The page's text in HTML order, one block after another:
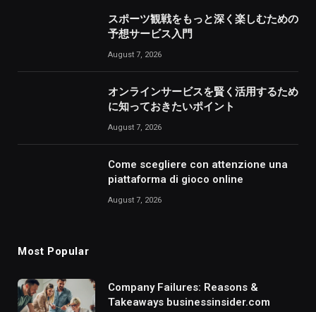
スポーツ観戦をもっと深く楽しむための
予想サービス入門
August 7, 2026
オンラインサービスを賢く活用するため
に知っておきたいポイント
August 7, 2026
Come scegliere con attenzione una
piattaforma di gioco online
August 7, 2026
Most Popular
Company Failures: Reasons &
Takeaways businessinsider.com